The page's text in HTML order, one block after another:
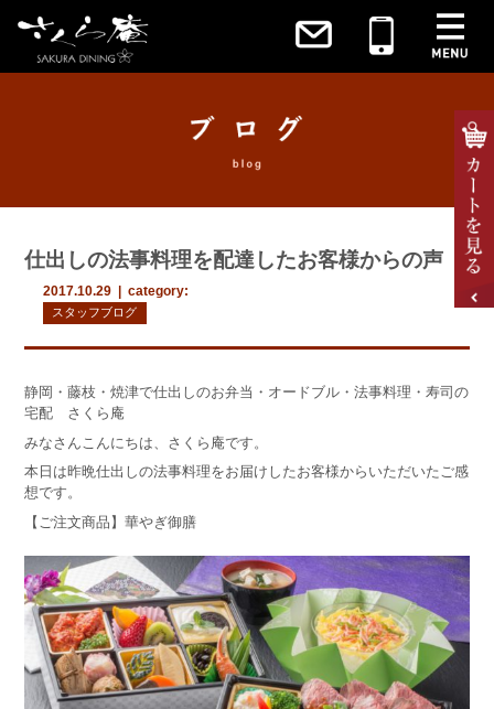
仕出しの法事料理を配達したお客様からの声
2017.10.29 | category:
スタッフブログ
静岡・藤枝・焼津で仕出しのお弁当・オードブル・法事料理・寿司の
宅配 さくら庵
みなさんこんにちは、さくら庵です。
本日は昨晩仕出しの法事料理をお届けしたお客様からいただいたご感
想です。
【ご注文商品】華やぎ御膳